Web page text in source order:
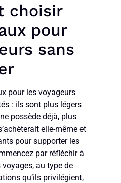
choisir
pour
sans
pour les voyageurs
: ils sont plus légers
possède déjà, plus
elle-même et
pour supporter les
par réfléchir à
au type de
qu’ils privilégient,